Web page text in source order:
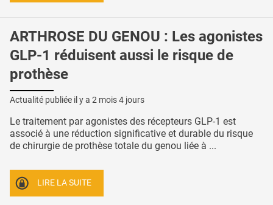
ARTHROSE DU GENOU : Les agonistes
GLP-1 réduisent aussi le risque de
prothèse
Actualité publiée il y a 2 mois 4 jours
Le traitement par agonistes des récepteurs GLP-1 est
associé à une réduction significative et durable du risque
de chirurgie de prothèse totale du genou liée à ...
LIRE LA SUITE